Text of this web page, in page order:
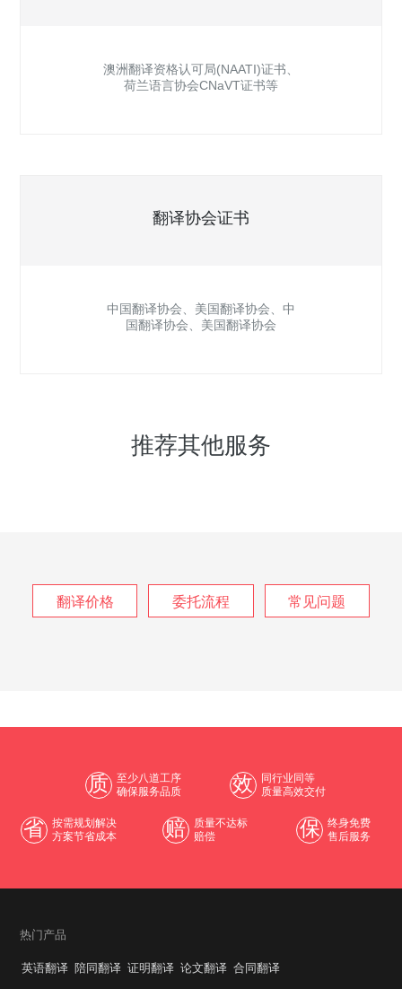
澳洲翻译资格认可局(NAATI)证书、
荷兰语言协会CNaVT证书等
翻译协会证书
中国翻译协会、美国翻译协会、中
国翻译协会、美国翻译协会
推荐其他服务
翻译价格 委托流程 常见问题
质
至少八道工序
确保服务品质
效
同行业同等
质量高效交付
省
按需规划解决
方案节省成本
赔
质量不达标
赔偿
保
终身免费
售后服务
热门产品
英语翻译 陪同翻译 证明翻译 论文翻译 合同翻译